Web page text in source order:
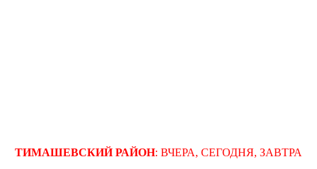
ТИМАШЕВСКИЙ РАЙОН: ВЧЕРА, СЕГОДНЯ, ЗАВТРА